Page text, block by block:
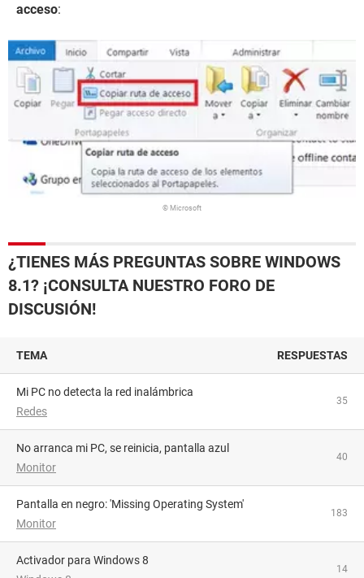
acceso:
© Microsoft
¿TIENES MÁS PREGUNTAS SOBRE WINDOWS
8.1? ¡CONSULTA NUESTRO FORO DE
DISCUSIÓN!
TEMA RESPUESTAS
Mi PC no detecta la red inalámbrica
Redes
35
No arranca mi PC, se reinicia, pantalla azul
Monitor
40
Pantalla en negro: 'Missing Operating System'
Monitor
183
Activador para Windows 8
14